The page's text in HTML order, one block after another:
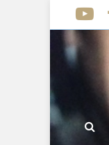
YOUTUBE